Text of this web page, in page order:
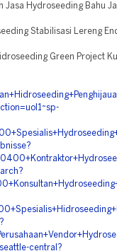
Jasa Hydroseeding Bahu
Stabilisasi Lereng
Green Project
central?